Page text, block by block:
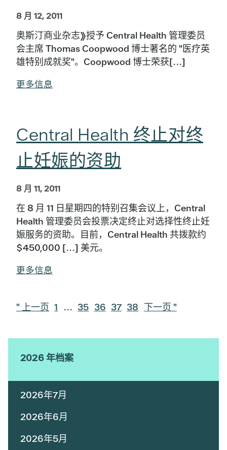
8 月 12, 2011
奥斯汀商业杂志》授予 Central Health 管理委员
会主席 Thomas Coopwood 博士著名的 "医疗英
雄特别成就奖"。Coopwood 博士荣获[...]
更多信息
Central Health 终止对终
止妊娠的资助
8 月 11, 2011
在 8 月 11 日星期四的特别召集会议上，Central
Health 管理委员会投票决定终止对选择性终止妊
娠服务的资助。目前，Central Health 共拨款约
$450,000 [...] 美元。
更多信息
" 转
上一页 转
1
中
略
... 转
35 转
36 转
37 转
38 转
下一页 "
2026 年档案
2026年7月
2026年6月
2026年5月